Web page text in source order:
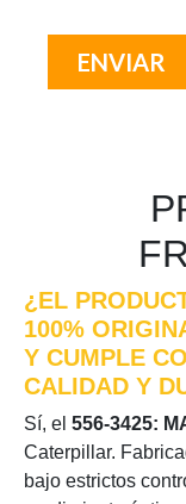
¿EL
100%
Y CUMPLE
CALIDAD Y
Sí, el 556-3425:
Caterpillar.
bajo estrictos